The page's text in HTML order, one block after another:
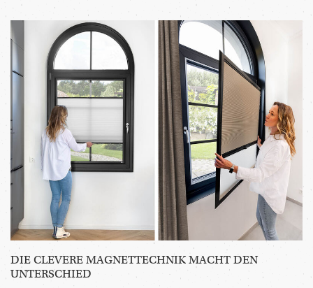
DIE CLEVERE MAGNETTECHNIK MACHT DEN
UNTERSCHIED